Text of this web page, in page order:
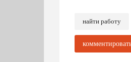
найти работу